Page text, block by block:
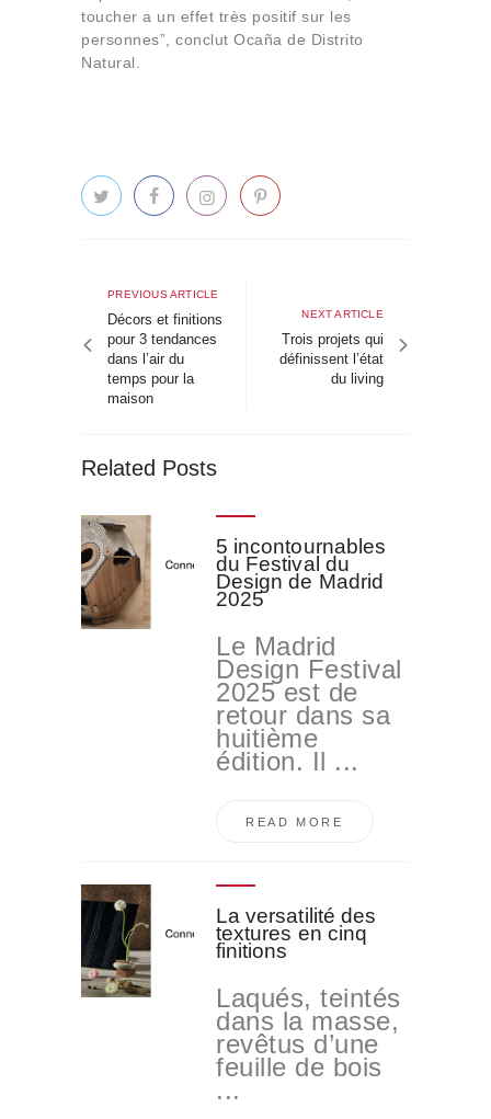
toucher a un effet très positif sur les
personnes”, conclut Ocaña de Distrito
Natural.
de
l’article
Previous
article
PREVIOUS ARTICLE
Décors et finitions
pour 3 tendances
dans l’air du
temps pour la
maison
Next
article
NEXT ARTICLE
Trois projets qui
définissent l’état
du living
Related Posts
5 incontournables
du Festival du
Design de Madrid
2025
Le Madrid
Design Festival
2025 est de
retour dans sa
huitième
édition. Il ...
READ MORE
La versatilité des
textures en cinq
finitions
Laqués, teintés
dans la masse,
revêtus d’une
feuille de bois
...